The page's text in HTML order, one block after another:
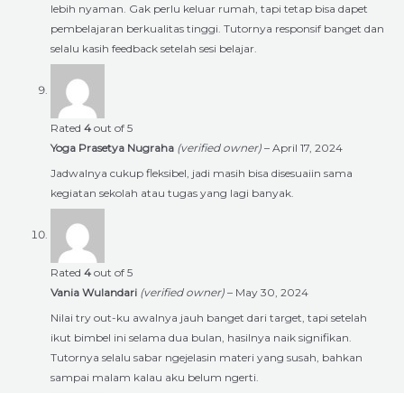
lebih nyaman. Gak perlu keluar rumah, tapi tetap bisa dapet
pembelajaran berkualitas tinggi. Tutornya responsif banget dan
selalu kasih feedback setelah sesi belajar.
Rated 4 out of 5
Yoga Prasetya Nugraha (verified owner) – April 17, 2024
Jadwalnya cukup fleksibel, jadi masih bisa disesuaiin sama
kegiatan sekolah atau tugas yang lagi banyak.
Rated 4 out of 5
Vania Wulandari (verified owner) – May 30, 2024
Nilai try out-ku awalnya jauh banget dari target, tapi setelah
ikut bimbel ini selama dua bulan, hasilnya naik signifikan.
Tutornya selalu sabar ngejelasin materi yang susah, bahkan
sampai malam kalau aku belum ngerti.